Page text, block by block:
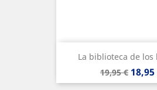
La biblioteca de los
Precio
base
19,95 € 18,95